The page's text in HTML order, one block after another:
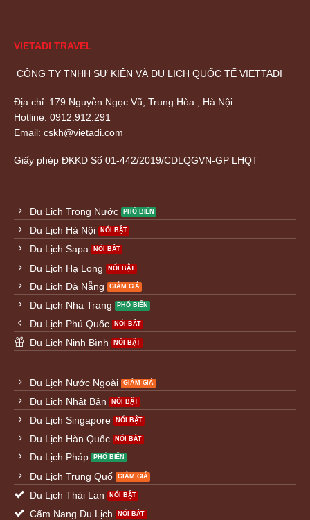
VIETADI TRAVEL
CÔNG TY TNHH SỰ KIỆN VÀ DU LỊCH QUỐC TẾ VIETTADI
Địa chỉ: 179 Nguyễn Ngọc Vũ, Trung Hòa , Hà Nội
Hotline: 0912.912.291
Email: cskh@vietadi.com
Giấy phép ĐKKD Số 01-442/2019/CDLQGVN-GP LHQT
Du Lịch Trong Nước
Du Lịch Hà Nội
Du Lịch Sapa
Du Lịch Hạ Long
Du Lịch Đà Nẵng
Du Lịch Nha Trang
Du Lịch Phú Quốc
Du Lịch Ninh Bình
Du Lịch Nước Ngoài
Du Lịch Nhật Bản
Du Lịch Singapore
Du Lịch Hàn Quốc
Du Lịch Pháp
Du Lịch Trung Quố
Du Lịch Thái Lan
Cẩm Nang Du Lịch